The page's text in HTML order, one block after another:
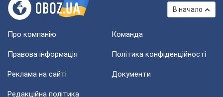
В начало
Про компанію Команда
Правова інформація Політика конфіденційності
Реклама на сайті Документи
Редакційна політика